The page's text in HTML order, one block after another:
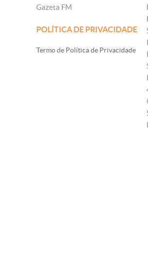
Gazeta FM
POLÍTICA DE PRIVACIDADE
Termo de Política de Privacidade